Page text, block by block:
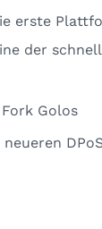
erste
der
Golos
neueren